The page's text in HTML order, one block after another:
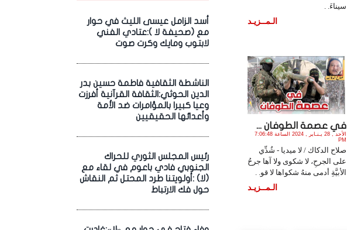
أسد الزامل عيسى الليث في حوار
مع (صحيفة لا ):عتادي الفني
لابتوب ومايك وكرت صوت
الناشطة الثقافية فاطمة حسين بدر
الدين الحوثي:الثقافة القرآنية أفرزت
وعيا كبيرا بالمؤامرات ضد الأمة
وأعدائها الحقيقيين
رئيس المجلس الثوري للحراك
الجنوبي فادي باعوم في لقاء مع
(لا) :أولويتنا طرد المحتل ثم النقاش
حول فك الارتباط
سيناءَ. .
الـمــزيـد
في عصمة الطوفان ...
الأحد , 28 يـنـاير , 2024 الساعة 7:06:48
PM
صلاح الدكاك / لا ميديا - شُدِّي
على الجرحِ، لا شكوى ولا آها جرحُ
الأبيَّةِ أدمى منهُ شكواها لا قو. .
الـمــزيـد